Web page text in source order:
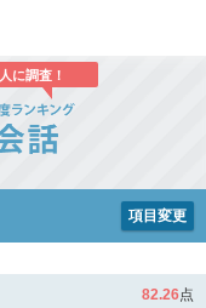
人に調査！
項目変更
82.26点